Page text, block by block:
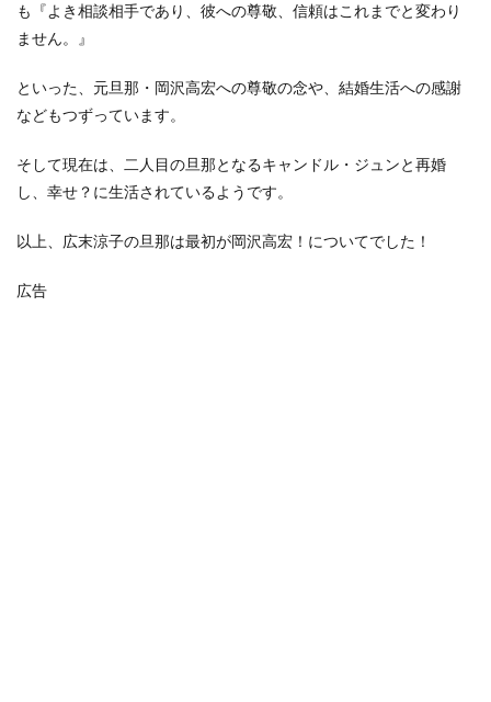
も『よき相談相手であり、彼への尊敬、信頼はこれまでと変わり
ません。』
といった、元旦那・岡沢高宏への尊敬の念や、結婚生活への感謝
などもつずっています。
そして現在は、二人目の旦那となるキャンドル・ジュンと再婚
し、幸せ？に生活されているようです。
以上、広末涼子の旦那は最初が岡沢高宏！についてでした！
広告